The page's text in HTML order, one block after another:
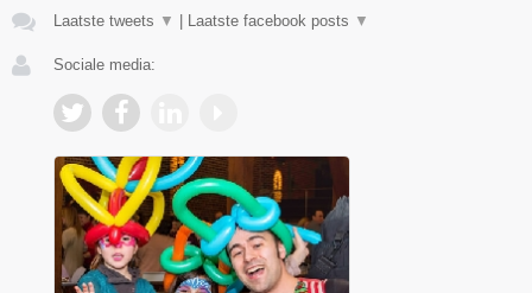
Laatste tweets ▼ Laatste facebook posts ▼
Sociale media: